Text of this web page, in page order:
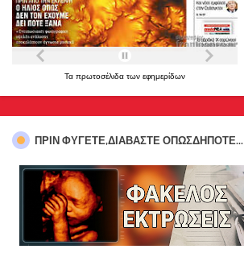
Τα πρωτοσέλιδα των εφημερίδων
ΠΡΊΝ ΦΎΓΕΤΕ,ΔΙΑΒΆΣΤΕ ΟΠΩΣΔΉΠΟΤΕ...